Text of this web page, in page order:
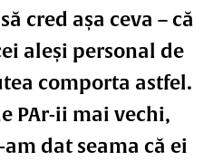
cred așa ceva – că
aleși personal de
comporta astfel.
PAr-ii mai vechi,
dat seama că ei